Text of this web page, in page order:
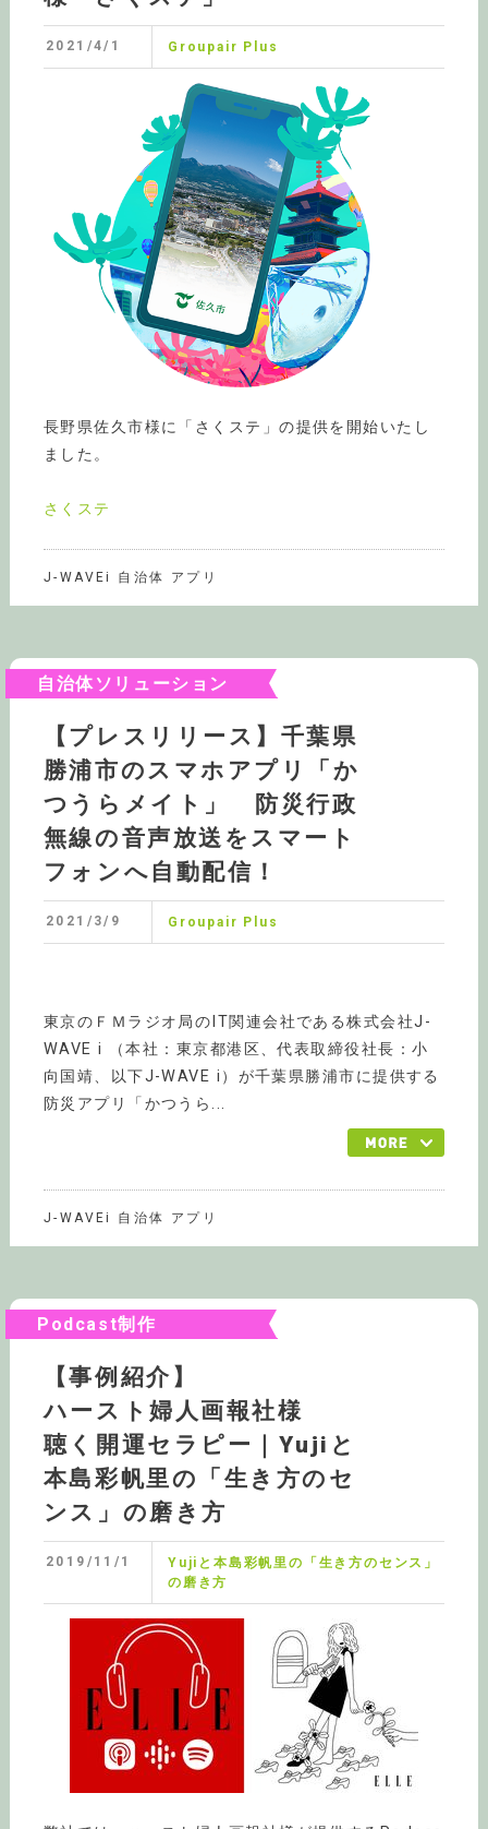
2021/4/1 Groupair Plus
長野県佐久市様に「さくステ」の提供を開始いたし
ました。
さくステ
J-WAVEi 自治体 アプリ
自治体ソリューション
【プレスリリース】千葉県
勝浦市のスマホアプリ「か
つうらメイト」 防災行政
無線の音声放送をスマート
フォンへ自動配信！
2021/3/9 Groupair Plus
東京のＦＭラジオ局のIT関連会社である株式会社J-
WAVE i （本社：東京都港区、代表取締役社長：小
向国靖、以下J-WAVE i）が千葉県勝浦市に提供する
防災アプリ「かつうら...
J-WAVEi 自治体 アプリ
Podcast制作
【事例紹介】
ハースト婦人画報社様
聴く開運セラピー｜Yujiと
本島彩帆里の「生き方のセ
ンス」の磨き方
2019/11/1
Yujiと本島彩帆里の「生き方のセンス」
の磨き方